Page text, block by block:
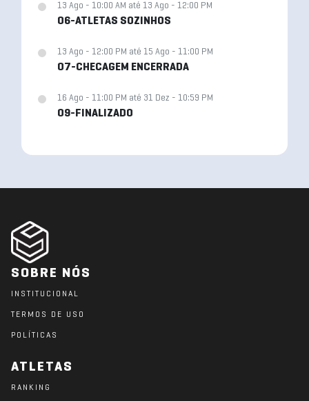
13 Ago - 10:00 AM até 13 Ago - 12:00 PM
06-ATLETAS SOZINHOS
13 Ago - 12:00 PM até 15 Ago - 11:00 PM
07-CHECAGEM ENCERRADA
16 Ago - 11:00 PM até 31 Dez - 10:59 PM
09-FINALIZADO
SOBRE NÓS
INSTITUCIONAL
TERMOS DE USO
POLÍTICAS
ATLETAS
RANKING